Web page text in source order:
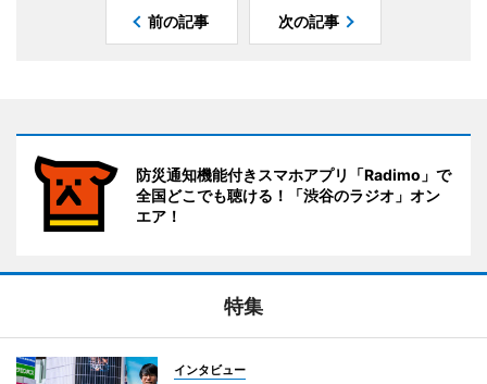
前の記事 次の記事
防災通知機能付きスマホアプリ「Radimo」で
全国どこでも聴ける！「渋谷のラジオ」オン
エア！
特集
インタビュー